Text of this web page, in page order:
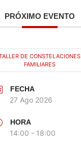
PRÓXIMO EVENTO
DE CONSTELACIONES
FAMILIARES
FECHA
27 Ago 2026
HORA
14:00 - 18:00